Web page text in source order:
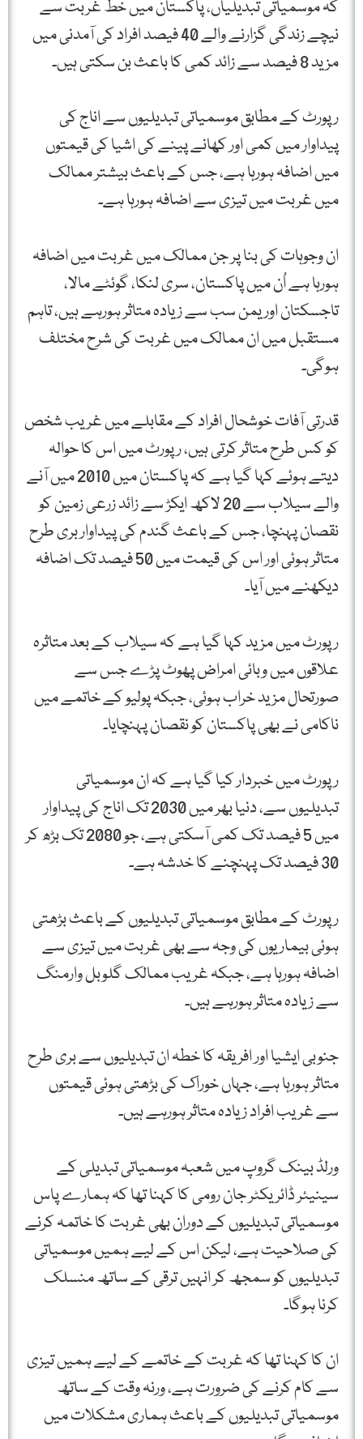
کہ موسمیاتی تبدیلیاں، پاکستان میں خط غربت سے
نیچے زندگی گزارنے والے 40 فیصد افراد کی آمدنی میں
مزید 8 فیصد سے زائد کمی کا باعث بن سکتی ہیں۔
رپورٹ کے مطابق موسمیاتی تبدیلیوں سے اناج کی
پیداوار میں کمی اور کھانے پینے کی اشیا کی قیمتوں
میں اضافہ ہورہا ہے، جس کے باعث بیشتر ممالک
میں غربت میں تیزی سے اضافہ ہورہا ہے۔
ان وجوہات کی بنا پر جن ممالک میں غربت میں اضافہ
ہورہا ہے اُن میں پاکستان، سری لنکا، گوئٹے مالا،
تاجسکتان اور یمن سب سے زیادہ متاثر ہورہے ہیں، تاہم
مستقبل میں ان ممالک میں غربت کی شرح مختلف
ہوگی۔
قدرتی آفات خوشحال افراد کے مقابلے میں غریب شخص
کو کس طرح متاثر کرتی ہیں، رپورٹ میں اس کا حوالہ
دیتے ہوئے کہا گیا ہے کہ پاکستان میں 2010 میں آنے
والے سیلاب سے 20 لاکھ ایکڑ سے زائد زرعی زمین کو
نقصان پہنچا، جس کے باعث گندم کی پیداوار بری طرح
متاثر ہوئی اور اس کی قیمت میں 50 فیصد تک اضافہ
دیکھنے میں آیا۔
رپورٹ میں مزید کہا گیا ہے کہ سیلاب کے بعد متاثرہ
علاقوں میں وبائی امراض پھوٹ پڑے جس سے
صورتحال مزید خراب ہوئی، جبکہ پولیو کے خاتمے میں
ناکامی نے بھی پاکستان کو نقصان پہنچایا۔
رپورٹ میں خبردار کیا گیا ہے کہ ان موسمیاتی
تبدیلیوں سے، دنیا بھر میں 2030 تک اناج کی پیداوار
میں 5 فیصد تک کمی آسکتی ہے، جو 2080 تک بڑھ کر
30 فیصد تک پہنچنے کا خدشہ ہے۔
رپورٹ کے مطابق موسمیاتی تبدیلیوں کے باعث بڑھتی
ہوئی بیماریوں کی وجہ سے بھی غربت میں تیزی سے
اضافہ ہورہا ہے، جبکہ غریب ممالک گلوبل وارمنگ
سے زیادہ متاثر ہورہے ہیں۔
جنوبی ایشیا اور افریقہ کا خطہ ان تبدیلیوں سے بری طرح
متاثر ہورہا ہے، جہاں خوراک کی بڑھتی ہوئی قیمتوں
سے غریب افراد زیادہ متاثر ہورہے ہیں۔
ورلڈ بینک گروپ میں شعبہ موسمیاتی تبدیلی کے
سینیئر ڈائریکٹر جان رومی کا کہنا تھا کہ ہمارے پاس
موسمیاتی تبدیلیوں کے دوران بھی غربت کا خاتمہ کرنے
کی صلاحیت ہے، لیکن اس کے لیے ہمیں موسمیاتی
تبدیلیوں کو سمجھ کر انہیں ترقی کے ساتھ منسلک
کرنا ہوگا۔
ان کا کہنا تھا کہ غربت کے خاتمے کے لیے ہمیں تیزی
سے کام کرنے کی ضرورت ہے، ورنہ وقت کے ساتھ
موسمیاتی تبدیلیوں کے باعث ہماری مشکلات میں